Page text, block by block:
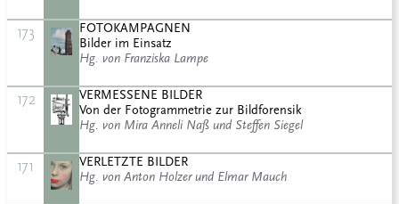
173
FOTOKAMPAGNEN
Bilder im Einsatz
Hg. von Franziska Lampe
172
VERMESSENE BILDER
Von der Fotogrammetrie zur Bildforensik
Hg. von Mira Anneli Naß und Steffen Siegel
171
VERLETZTE BILDER
Hg. von Anton Holzer und Elmar Mauch